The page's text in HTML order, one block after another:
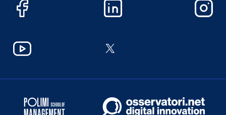
Facebook LinkedIn
YouTube X